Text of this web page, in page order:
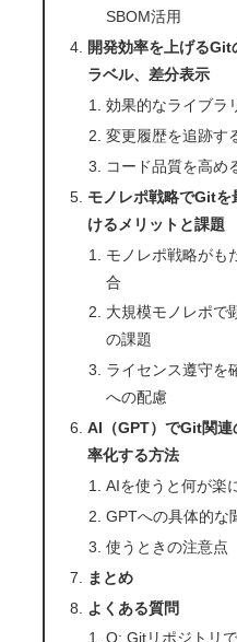
SBOM活用
開発効率を上げるGit
ラベル、差分表示
効果的なライブラ
変更履歴を追跡す
コード品質を高め
モノレポ戦略でGitを
けるメリットと課題
モノレポ戦略がも
合
大規模モノレポで
の課題
ライセンス遵守を
への配慮
AI（GPT）でGit関連
率化する方法
AIを使うと何が楽
GPTへの具体的な
使うときの注意点
まとめ
よくある質問
Q: Gitリポジトリ